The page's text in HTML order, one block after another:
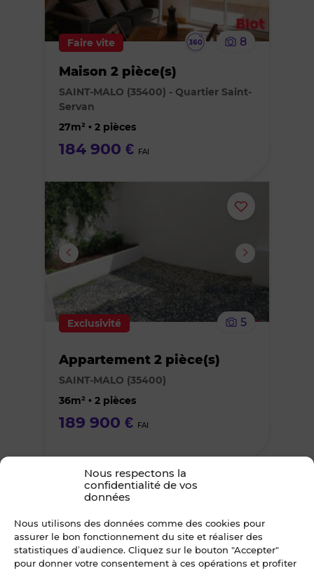
Nous respectons la
confidentialité de vos
données
Nous utilisons des données comme des cookies pour
assurer le bon fonctionnement du site et réaliser des
statistiques d’audience. Cliquez sur le bouton "Accepter"
pour donner votre consentement à ces opérations et profiter
le
des
Faire vite 8
Visite
Maison 2 pièce(s)
SAINT-MALO (35400) - Quartier Saint-
Servan
27m² • 2 pièces
184 900 € FAI
Ajouter
Exclusivité 5
Appartement 2 pièce(s)
SAINT-MALO (35400)
36m² • 2 pièces
189 900 € FAI
ou
supprimer